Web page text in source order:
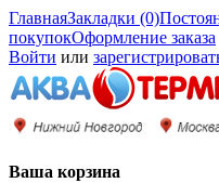
ГлавнаяЗакладки (0)
покупокОформление заказа
Войти или
Ваша корзина